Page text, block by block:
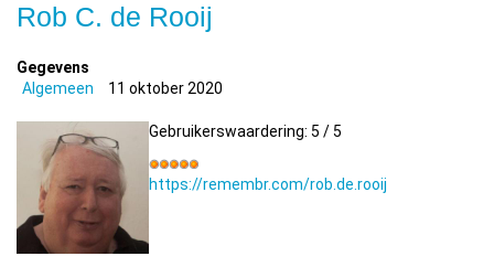
Rob C. de Rooij
Gegevens
Algemeen
11 oktober 2020
Gebruikerswaardering: 5 /5
https://remembr.com/rob.de.rooij